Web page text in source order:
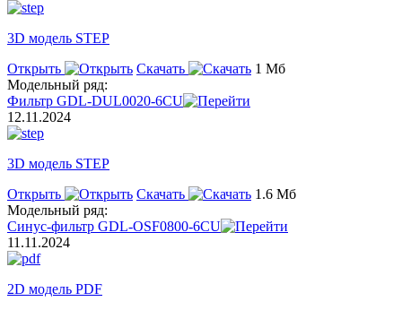
3D модель STEP
Открыть
Скачать
1 Мб
Модельный ряд:
Фильтр GDL-DUL0020-6CU
12.11.2024
3D модель STEP
Открыть
Скачать
1.6 Мб
Модельный ряд:
Синус-фильтр GDL-OSF0800-6CU
11.11.2024
2D модель PDF